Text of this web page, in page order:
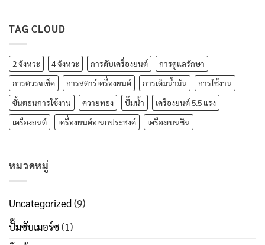
TAG CLOUD
2 จังหวะ 4 จังหวะ การดับเครื่องยนต์
การดูแลรักษา
การตวรจเช็ค
การสตาร์เครื่องยนต์ การเติมน้ำมัน
การใช้งาน
ขั้นตอนการใช้งาน
ควายทอง ปั๊มน้ำ
เครืองยนต์ 5.5 แรง
เครื่องยนต์
เครื่องยนต์อเนกประสงค์ เครื่องเบนซิน
หมวดหมู่
Uncategorized(9)
ปั๊มซับเมอร์ซ(1)